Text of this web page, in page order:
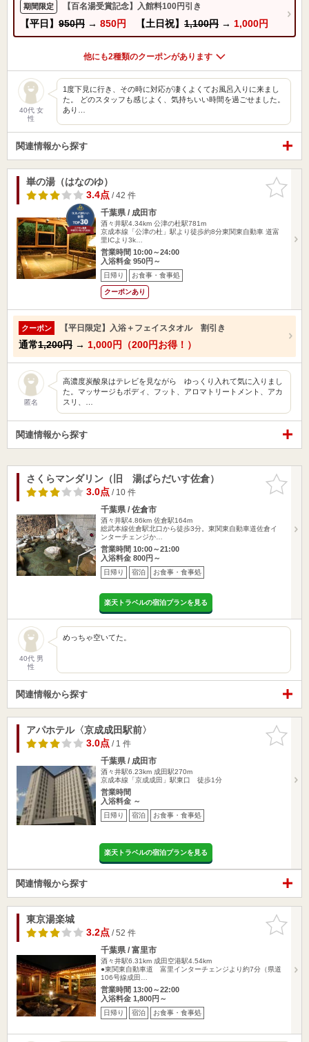
期間限定 【百名湯受賞記念】入館料100円引き
【平日】 950円 → 850円 【土日祝】 1,100円 → 1,000円
他にも2種類のクーポンがあります
40代 女
性
1度下見に行き、その時に対応が凄くよくてお風呂入りに来まし
た。 どのスタッフも感じよく、気持ちいい時間を過ごせました。
あり…
関連情報から探す
お気に入
りに追加
崋の湯（はなのゆ）
3.4点/ 42 件
千葉県 / 成田市
酒々井駅4.34km 公津の杜駅781m
京成本線「公津の杜」駅より徒歩約8分東関東自動車 道富
里ICより3k…
営業時間 10:00～24:00
入浴料金 950円～
日帰り お食事・食事処
クーポンあり
クーポン 【平日限定】入浴＋フェイスタオル 割引き
通常1,200円 → 1,000円（200円お得！）
匿名
高濃度炭酸泉はテレビを見ながら ゆっくり入れて気に入りまし
た。マッサージもボディ、フット、アロマトリートメント、アカ
スリ、…
関連情報から探す
お気に入
りに追加
さくらマンダリン（旧 湯ぱらだいす佐倉）
3.0点/ 10 件
千葉県 / 佐倉市
酒々井駅4.86km 佐倉駅164m
総武本線佐倉駅北口から徒歩3分。東関東自動車道佐倉イ
ンターチェンジか…
営業時間 10:00～21:00
入浴料金 800円～
日帰り 宿泊 お食事・食事処
楽天トラベルの宿泊プランを見る
40代 男
性
めっちゃ空いてた。
関連情報から探す
お気に入
りに追加
アパホテル〈京成成田駅前〉
3.0点/ 1 件
千葉県 / 成田市
酒々井駅6.23km 成田駅270m
京成本線「京成成田」駅東口 徒歩1分
営業時間
入浴料金 ～
日帰り 宿泊 お食事・食事処
楽天トラベルの宿泊プランを見る
関連情報から探す
お気に入
りに追加
東京湯楽城
3.2点/ 52 件
千葉県 / 富里市
酒々井駅6.31km 成田空港駅4.54km
●東関東自動車道 富里インターチェンジより約7分（県道
106号線成田…
営業時間 13:00～22:00
入浴料金 1,800円～
日帰り 宿泊 お食事・食事処